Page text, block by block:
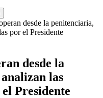
desde la penitenciaria,
por el Presidente
desde la
las
Presidente